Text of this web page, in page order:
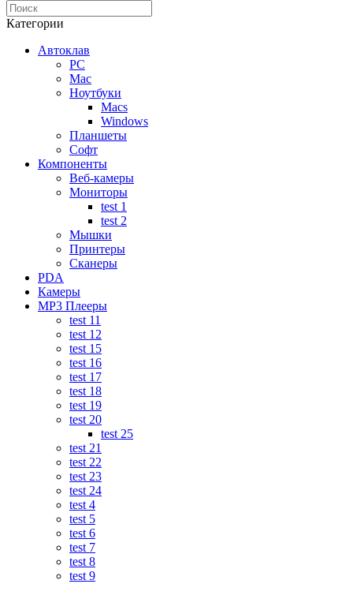
Категории
Автоклав
PC
Mac
Ноутбуки
Macs
Windows
Планшеты
Софт
Компоненты
Веб-камеры
Мониторы
test 1
test 2
Мышки
Принтеры
Сканеры
PDA
Камеры
MP3 Плееры
test 11
test 12
test 15
test 16
test 17
test 18
test 19
test 20
test 25
test 21
test 22
test 23
test 24
test 4
test 5
test 6
test 7
test 8
test 9